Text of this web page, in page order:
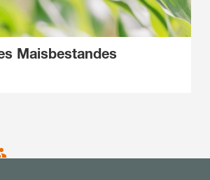
Maisbestandes